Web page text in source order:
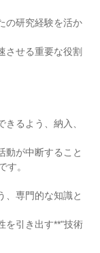
の研究経験を活か
させる重要な役割
るよう、納入、
動が中断すること
す。
、専門的な知識と
を引き出す**"技術